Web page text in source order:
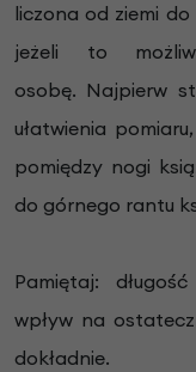
liczona od ziemi
jeżeli to
osobę. Najpierw
ułatwienia
pomiędzy nogi
do górnego rantu
Pamiętaj:
wpływ na
dokładnie.